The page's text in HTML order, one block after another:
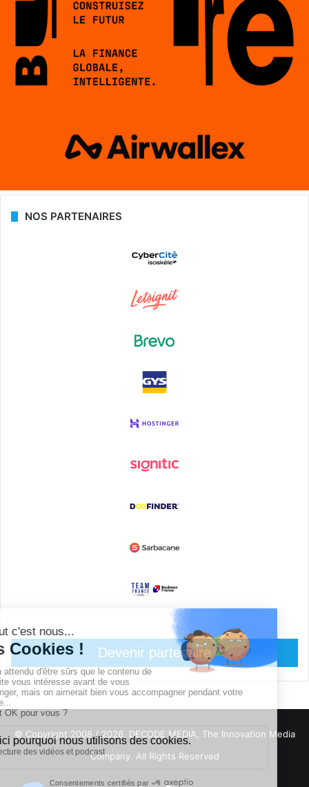
NOS PARTENAIRES
Devenir partenaire
© Copyright 2008 / 2026, DECODE MEDIA, The Innovation Media
Company. All Rights Reserved